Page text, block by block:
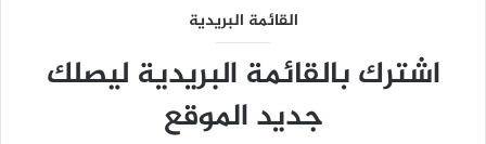
القائمة البريدية
اشترك بالقائمة البريدية ليصلك
جديد الموقع